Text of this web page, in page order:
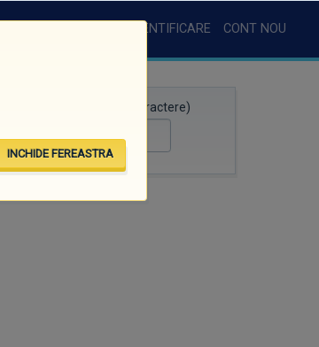
AUTENTIFICARE CONT NOU
Căutare rapidă (minim 3 caractere)
INCHIDE FEREASTRA